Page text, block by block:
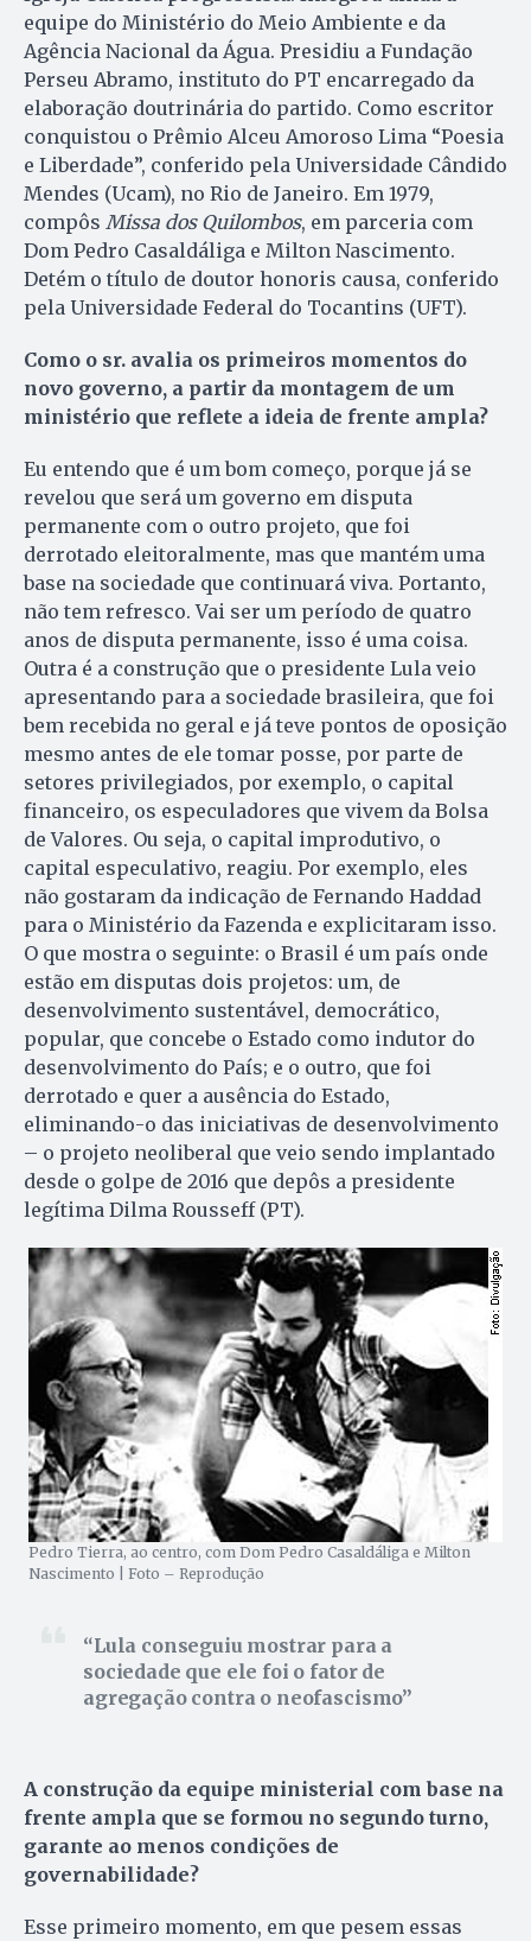
equipe do Ministério do Meio Ambiente e da
Agência Nacional da Água. Presidiu a Fundação
Perseu Abramo, instituto do PT encarregado da
elaboração doutrinária do partido. Como escritor
conquistou o Prêmio Alceu Amoroso Lima “Poesia
e Liberdade”, conferido pela Universidade Cândido
Mendes (Ucam), no Rio de Janeiro. Em 1979,
compôs Missa dos Quilombos, em parceria com
Dom Pedro Casaldáliga e Milton Nascimento.
Detém o título de doutor honoris causa, conferido
pela Universidade Federal do Tocantins (UFT).
Como o sr. avalia os primeiros momentos do
novo governo, a partir da montagem de um
ministério que reflete a ideia de frente ampla?
Eu entendo que é um bom começo, porque já se
revelou que será um governo em disputa
permanente com o outro projeto, que foi
derrotado eleitoralmente, mas que mantém uma
base na sociedade que continuará viva. Portanto,
não tem refresco. Vai ser um período de quatro
anos de disputa permanente, isso é uma coisa.
Outra é a construção que o presidente Lula veio
apresentando para a sociedade brasileira, que foi
bem recebida no geral e já teve pontos de oposição
mesmo antes de ele tomar posse, por parte de
setores privilegiados, por exemplo, o capital
financeiro, os especuladores que vivem da Bolsa
de Valores. Ou seja, o capital improdutivo, o
capital especulativo, reagiu. Por exemplo, eles
não gostaram da indicação de Fernando Haddad
para o Ministério da Fazenda e explicitaram isso.
O que mostra o seguinte: o Brasil é um país onde
estão em disputas dois projetos: um, de
desenvolvimento sustentável, democrático,
popular, que concebe o Estado como indutor do
desenvolvimento do País; e o outro, que foi
derrotado e quer a ausência do Estado,
eliminando-o das iniciativas de desenvolvimento
– o projeto neoliberal que veio sendo implantado
desde o golpe de 2016 que depôs a presidente
legítima Dilma Rousseff (PT).
Pedro Tierra, ao centro, com Dom Pedro Casaldáliga e Milton
Nascimento | Foto – Reprodução
Lula conseguiu mostrar para a
sociedade que ele foi o fator de
agregação contra o neofascismo
A construção da equipe ministerial com base na
frente ampla que se formou no segundo turno,
garante ao menos condições de
governabilidade?
Esse primeiro momento, em que pesem essas